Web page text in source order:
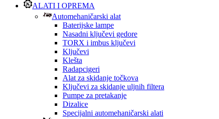
ALATI I OPREMA
Automehaničarski alat
Baterijske lampe
Nasadni ključevi gedore
TORX i imbus ključevi
Ključevi
Klešta
Radapcigeri
Alat za skidanje točkova
Ključevi za skidanje uljnih filtera
Pumpe za pretakanje
Dizalice
Specijalni automehaničarski alati